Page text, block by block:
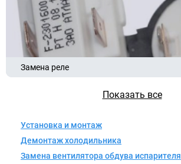
Замена реле
Показать все
Установка и монтаж
Демонтаж холодильника
Замена вентилятора обдува испарителя